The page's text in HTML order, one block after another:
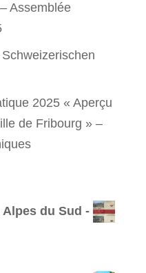
Assemblée
2025 « Aperçu
de Fribourg » –
du Sud -